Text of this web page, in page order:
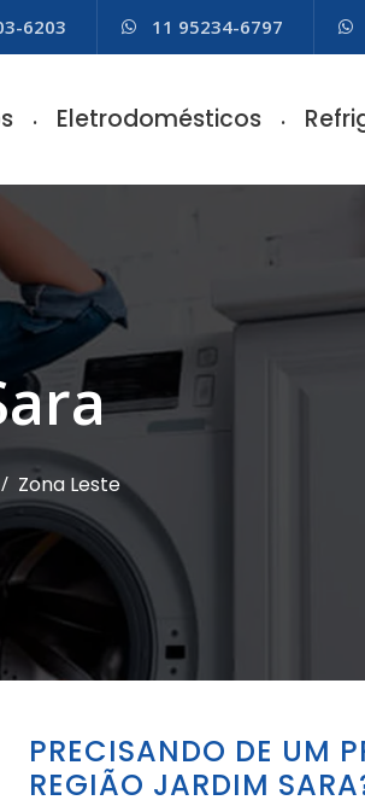
6203 11 95234-6797
Eletrodomésticos
/ Zona Leste
PRECISANDO DE UM
REGIÃO JARDIM